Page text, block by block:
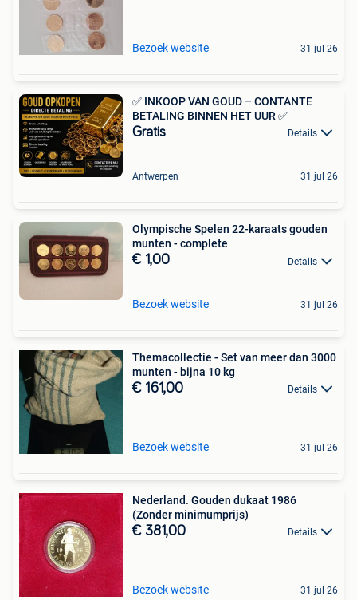
Bezoek website 31 jul 26
✅ INKOOP VAN GOUD – CONTANTE
BETALING BINNEN HET UUR ✅
Gratis Details
Antwerpen 31 jul 26
Olympische Spelen 22-karaats gouden
munten - complete
€ 1,00 Details
Bezoek website 31 jul 26
Themacollectie - Set van meer dan 3000
munten - bijna 10 kg
€ 161,00 Details
Bezoek website 31 jul 26
Nederland. Gouden dukaat 1986
(Zonder minimumprijs)
€ 381,00 Details
Bezoek website 31 jul 26